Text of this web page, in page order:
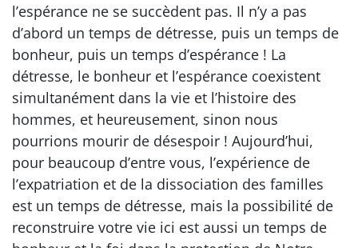
l’espérance ne se succèdent pas. Il n’y a pas
d’abord un temps de détresse, puis un temps de
bonheur, puis un temps d’espérance ! La
détresse, le bonheur et l’espérance coexistent
simultanément dans la vie et l’histoire des
hommes, et heureusement, sinon nous
pourrions mourir de désespoir ! Aujourd’hui,
pour beaucoup d’entre vous, l’expérience de
l’expatriation et de la dissociation des familles
est un temps de détresse, mais la possibilité de
reconstruire votre vie ici est aussi un temps de